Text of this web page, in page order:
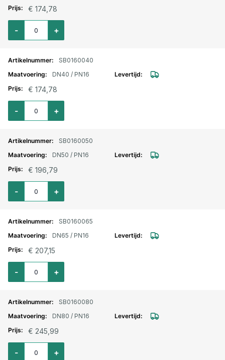
€ 174,78
Aantal voor Vlinderklep PN16 / DN32 met EPDM zitting
+
-
SB0160040
DN40 / PN16
€ 174,78
Aantal voor Vlinderklep PN16 / DN40 met EPDM zitting
+
-
SB0160050
DN50 / PN16
€ 196,79
Aantal voor Vlinderklep PN16 / DN50 met EPDM zitting
+
-
SB0160065
DN65 / PN16
€ 207,15
Aantal voor Vlinderklep PN16 / DN65 met EPDM zitting
+
-
SB0160080
DN80 / PN16
€ 245,99
Aantal voor Vlinderklep PN16 / DN80 met EPDM zitting
+
-